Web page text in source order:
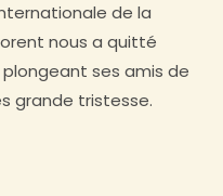
de la
nous a quitté
ses amis de
grande tristesse.